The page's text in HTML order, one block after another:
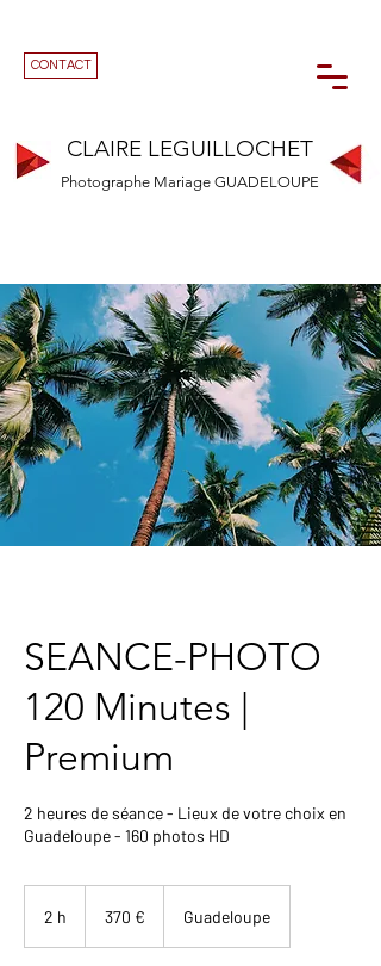
CLAIRE LEGUILLOCHET
Photographe Mariage GUADELOUPE
CONTACT
SEANCE-PHOTO
120 Minutes |
Premium
2 heures de séance - Lieux de votre choix en
Guadeloupe - 160 photos HD
2 h 370 € Guadeloupe